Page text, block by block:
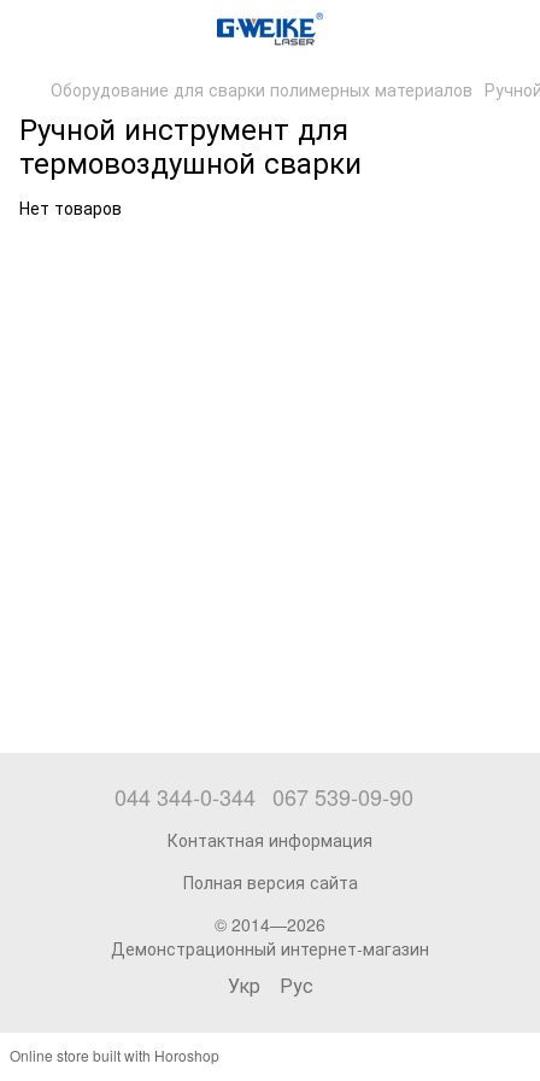
Оборудование для сварки полимерных материалов
Ручной инструмент для
термовоздушной сварки
Нет товаров
044 344-0-344 067 539-09-90
Контактная информация
Полная версия сайта
© 2014—2026
Демонстрационный интернет-магазин
Укр Рус
Online store built with Horoshop